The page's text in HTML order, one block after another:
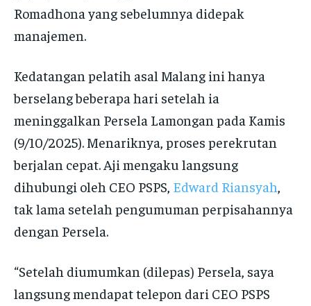
Romadhona yang sebelumnya didepak
manajemen.
Kedatangan pelatih asal Malang ini hanya
berselang beberapa hari setelah ia
meninggalkan Persela Lamongan pada Kamis
(9/10/2025). Menariknya, proses perekrutan
berjalan cepat. Aji mengaku langsung
dihubungi oleh CEO PSPS, Edward Riansyah,
tak lama setelah pengumuman perpisahannya
dengan Persela.
“Setelah diumumkan (dilepas) Persela, saya
langsung mendapat telepon dari CEO PSPS